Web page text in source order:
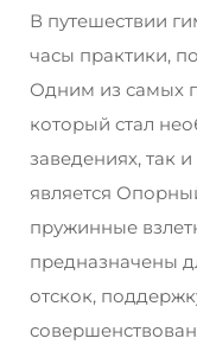
В путешествии
часы практики,
Одним из самых
который стал
заведениях, так
является
пружинные
предназначены
отскок,